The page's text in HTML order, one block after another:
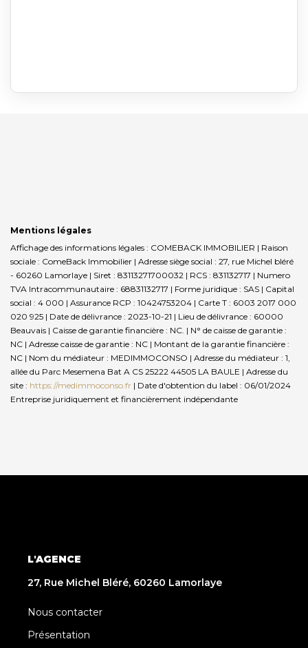
Mentions légales
Affichage des informations légales : COMEBACK IMMOBILIER | Raison
sociale : ComeBack Immobilier | Adresse siège social : 27, rue Michel bléré
- 60260 Lamorlaye | Siret : 83113271700032 | RCS : 831132717 | Numero
TVA Intracommunautaire : 68831132717 | Forme juridique : SAS | Capital
social : 4 000 | Assurance RCP : 10424753204 | Carte T : 6003 2017 000
020 925 | Date de délivrance : 2023-10-21 | Lieu de délivrance : 60000
Beauvais | Caisse de garantie financière : NC. | N° de caisse de garantie :
NC | Adresse caisse de garantie : NC | Montant de la garantie financière :
NC | Nom du médiateur : MEDIMMOCONSO | Adresse du médiateur : 1,
allée du Parc Mesemena Bat A CS 25222 44505 LA BAULE | Adresse du
site : https://medimmoconso.fr | Date d'obtention du label : 06/01/2024
Entreprise juridiquement et financièrement indépendante
L'AGENCE
27, Rue Michel Bléré, 60260 Lamorlaye
Nous contacter
Présentation